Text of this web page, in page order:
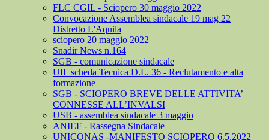
FLC CGIL - Sciopero 30 maggio 2022
Convocazione Assemblea sindacale 19 mag 22
Distretto L'Aquila
sciopero 20 maggio 2022
Snadir News n.164
SGB - comunicazione sindacale
UIL scheda Tecnica D.L. 36 - Reclutamento e alta
formazione
SGB - SCIOPERO BREVE DELLE ATTIVITA’
CONNESSE ALL’INVALSI
USB - assemblea sindacale 3 maggio
ANIEF - Rassegna Sindacale
UNICONAS -MANIFESTO SCIOPERO 6.5.2022